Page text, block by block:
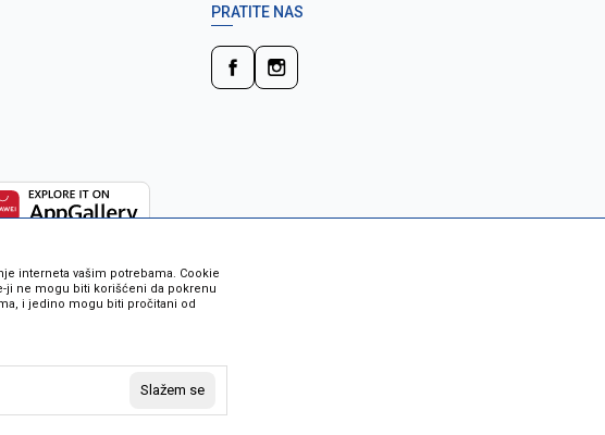
PRATITE NAS
garantovati da su sve informacije kompletne i bez
Raspoloživost robe možete provjeriti besplatnim
zadržana.
interneta vašim potrebama. Cookie
ji ne mogu biti korišćeni da pokrenu
i jedino mogu biti pročitani od
Slažem se